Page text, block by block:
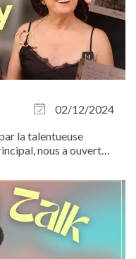
02/12/2024
la talentueuse
nous a ouvert